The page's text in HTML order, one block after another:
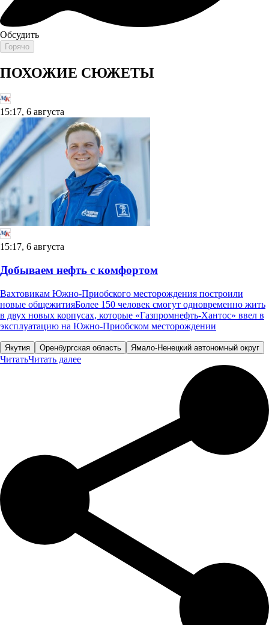
Обсудить
Горячо
ПОХОЖИЕ СЮЖЕТЫ
15:17, 6 августа
15:17, 6 августа
Добываем нефть с комфортом
Вахтовикам Южно-Приобского месторождения построили
новые общежитияБолее 150 человек смогут одновременно жить
в двух новых корпусах, которые «Газпромнефть-Хантос» ввел в
эксплуатацию на Южно-Приобском месторождении
Якутия Оренбургская область Ямало-Ненецкий автономный округ
ЧитатьЧитать далее